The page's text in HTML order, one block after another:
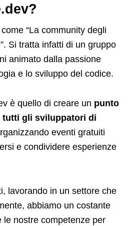
“La community degli
Si tratta infatti di un gruppo
animato dalla passione
e lo sviluppo del codice.
è quello di creare un punto
tutti gli sviluppatori di
eventi gratuiti
e condividere esperienze
lavorando in un settore che
abbiamo un costante
le nostre competenze per